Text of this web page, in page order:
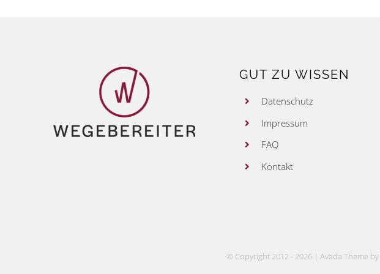
GUT ZU WISSEN
Datenschutz
Impressum
FAQ
Kontakt
© Copyright 2012 - 2026 | Avada Theme by